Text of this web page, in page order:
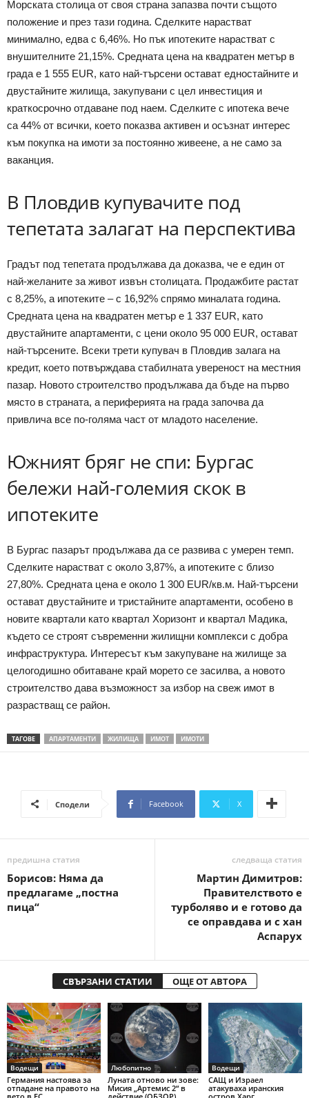
Морската столица от своя страна запазва почти същото
положение и през тази година. Сделките нарастват
минимално, едва с 6,46%. Но пък ипотеките нарастват с
внушителните 21,15%. Средната цена на квадратен метър в
града е 1 555 EUR, като най-търсени остават едностайните и
двустайните жилища, закупувани с цел инвестиция и
краткосрочно отдаване под наем. Сделките с ипотека вече
са 44% от всички, което показва активен и осъзнат интерес
към покупка на имоти за постоянно живеене, а не само за
ваканция.
В Пловдив купувачите под
тепетата залагат на перспектива
Градът под тепетата продължава да доказва, че е един от
най-желаните за живот извън столицата. Продажбите растат
с 8,25%, а ипотеките – с 16,92% спрямо миналата година.
Средната цена на квадратен метър е 1 337 EUR, като
двустайните апартаменти, с цени около 95 000 EUR, остават
най-търсените. Всеки трети купувач в Пловдив залага на
кредит, което потвърждава стабилната увереност на местния
пазар. Новото строителство продължава да бъде на първо
място в страната, а периферията на града започва да
привлича все по-голяма част от младото население.
Южният бряг не спи: Бургас
бележи най-големия скок в
ипотеките
В Бургас пазарът продължава да се развива с умерен темп.
Сделките нарастват с около 3,87%, а ипотеките с близо
27,80%. Средната цена е около 1 300 EUR/кв.м. Най-търсени
остават двустайните и тристайните апартаменти, особено в
новите квартали като квартал Хоризонт и квартал Мадика,
където се строят съвременни жилищни комплекси с добра
инфраструктура. Интересът към закупуване на жилище за
целогодишно обитаване край морето се засилва, а новото
строителство дава възможност за избор на свеж имот в
разрастващ се район.
ТАГОВЕ АПАРТАМЕНТИ ЖИЛИЩА ИМОТ ИМОТИ
Сподели Facebook X
предишна статия
Борисов: Няма да
предлагаме „постна
пица“
следваща статия
Мартин Димитров:
Правителството е
турболяво и е готово да
се оправдава и с хан
Аспарух
СВЪРЗАНИ СТАТИИ ОЩЕ ОТ АВТОРА
Водещи
Германия настоява за
отпадане на правото на
Любопитно
Луната отново ни зове:
Мисия „Артемис 2“ в
Водещи
САЩ и Израел
атакуваха иранския